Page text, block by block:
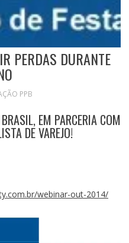
PERDAS DURANTE
PPB
EM PARCERIA COM
DE VAREJO!
webinar-out-2014/